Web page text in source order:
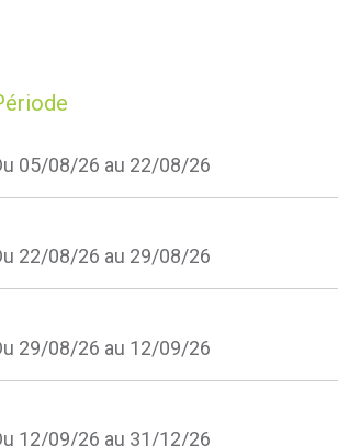
05/08/26 au 22/08/26
22/08/26 au 29/08/26
29/08/26 au 12/09/26
12/09/26 au 31/12/26